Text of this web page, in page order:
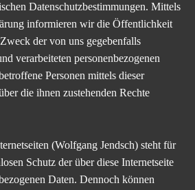
Datenschutzbestimmungen. Mittels
informieren wir die Öffentlichkeit
der von uns gegebenfalls
verarbeiteten personenbezogenen
Personen mittels dieser
die ihnen zustehenden Rechte
(Wolfgang Jendsch) steht für
Schutz der über diese Internetseite
Daten. Dennoch können